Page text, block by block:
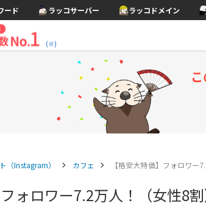
ード ラッコサーバー ラッコドメイン
(※)
（Instagram） カフェ 【格安大特価】フォロワ
フォロワー7.2万人！（女性